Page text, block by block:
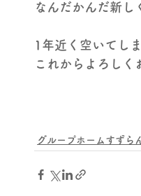
なんだかんだ新し
1年近く空いてし
これからよろしく
グループホームすずら